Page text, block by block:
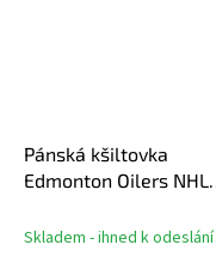
Pánská kšiltovka
Edmonton Oilers NHL
Brim Square Visor
Skladem - ihned k odeslání